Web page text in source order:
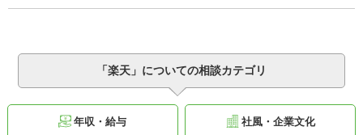
「楽天」についての相談カテゴリ
年収・給与 社風・企業文化